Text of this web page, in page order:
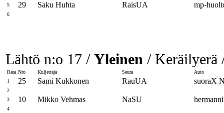
5 29 Saku Huhta RaisUA mp-
6
Lähtö n:o 17 / Yleinen / Keräilyerä
Rata Nro Kuljettaja Seura
Auto
1
25 Sami Kukkonen RauUA suoraX
2
3
10 Mikko Vehmas NaSU
4